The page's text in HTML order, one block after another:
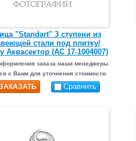
"Standart" 3 ступени из
стали под плитку/
Аквасектор (АС 17-1004007)
заказа наши менеджеры
с Вами для уточнения стоимости.
Сравнить